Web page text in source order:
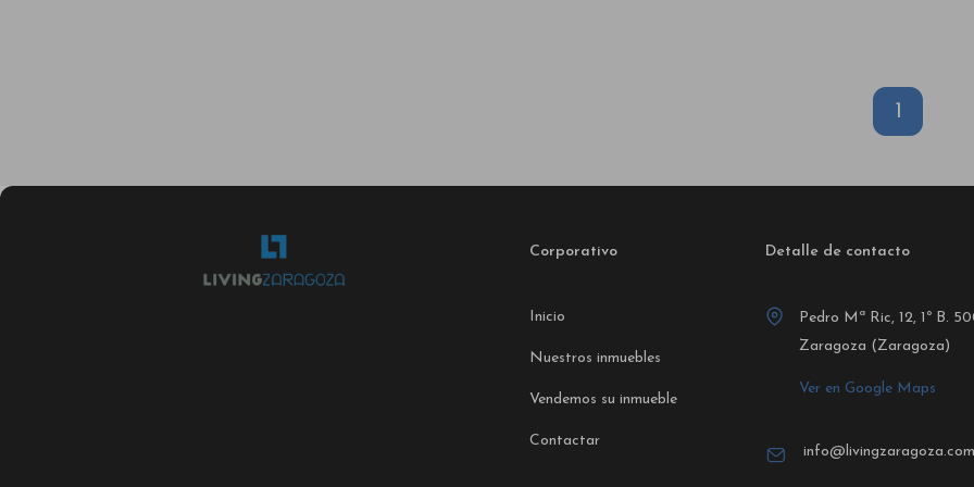
1
Corporativo
Inicio
Nuestros inmuebles
Vendemos su inmueble
Contactar
Detalle de contacto
Pedro Mª Ric, 12, 1º B.
Zaragoza (Zaragoza)
Ver en Google Maps
info@livingzaragoza.com